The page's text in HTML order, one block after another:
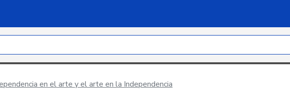
en el arte y el arte en la Independencia